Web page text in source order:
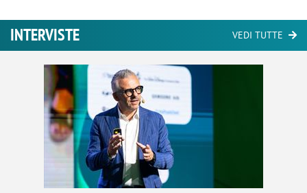
INTERVISTE VEDI TUTTE